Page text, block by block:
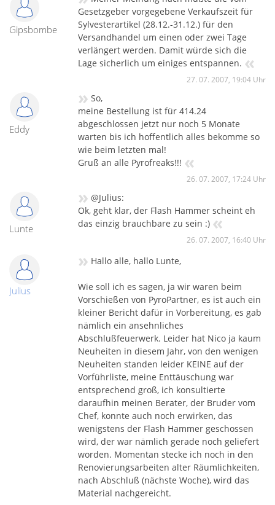
Gipsbombe
Gesetzgeber vorgegebene Verkaufszeit für
Sylvesterartikel (28.12.-31.12.) für den
Versandhandel um einen oder zwei Tage
verlängert werden. Damit würde sich die
Lage sicherlich um einiges entspannen. «
27. 07. 2007, 19:04 Uhr
Eddy
» So,
meine Bestellung ist für 414.24
abgeschlossen jetzt nur noch 5 Monate
warten bis ich hoffentlich alles bekomme so
wie beim letzten mal!
Gruß an alle Pyrofreaks!!! «
26. 07. 2007, 17:24 Uhr
Lunte
» @Julius:
Ok, geht klar, der Flash Hammer scheint eh
das einzig brauchbare zu sein :) «
26. 07. 2007, 16:40 Uhr
Julius
» Hallo alle, hallo Lunte,
Wie soll ich es sagen, ja wir waren beim
Vorschießen von PyroPartner, es ist auch ein
kleiner Bericht dafür in Vorbereitung, es gab
nämlich ein ansehnliches
Abschlußfeuerwerk. Leider hat Nico ja kaum
Neuheiten in diesem Jahr, von den wenigen
Neuheiten standen leider KEINE auf der
Vorführliste, meine Enttäuschung war
entsprechend groß, ich konsultierte
daraufhin meinen Berater, der Bruder vom
Chef, konnte auch noch erwirken, das
wenigstens der Flash Hammer geschossen
wird, der war nämlich gerade noch geliefert
worden. Momentan stecke ich noch in den
Renovierungsarbeiten alter Räumlichkeiten,
nach Abschluß (nächste Woche), wird das
Material nachgereicht.